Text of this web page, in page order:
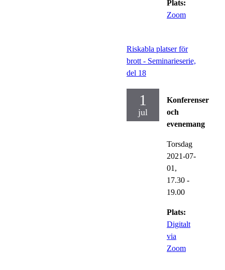
Plats:
Zoom
Riskabla platser för
brott - Seminarieserie,
del 18
1
jul
Konferenser
och
evenemang
Torsdag
2021-07-
01,
17.30 -
19.00
Plats:
Digitalt
via
Zoom